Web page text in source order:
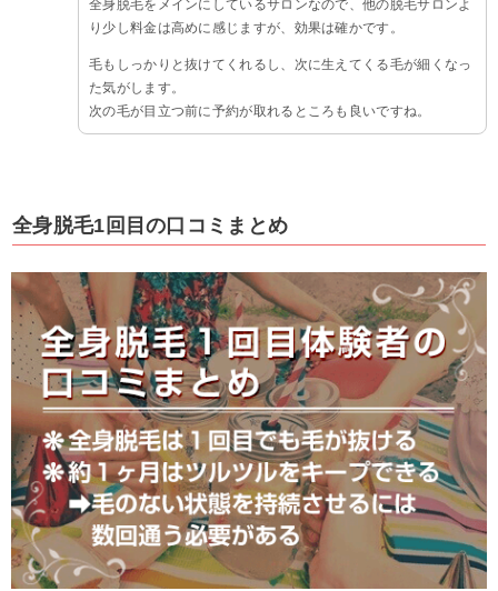
全身脱毛をメインにしているサロンなので、他の脱毛サロンよ
り少し料金は高めに感じますが、効果は確かです。
毛もしっかりと抜けてくれるし、次に生えてくる毛が細くなっ
た気がします。
次の毛が目立つ前に予約が取れるところも良いですね。
全身脱毛1回目の口コミまとめ